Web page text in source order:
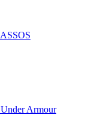
ASSOS
Under Armour